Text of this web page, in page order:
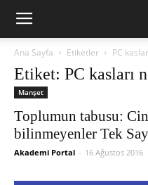
Ana Sayfa Etiketler PC
Etiket: PC kasları
Manşet
Toplumun tabusu:
bilinmeyenler Tek
Akademi Portal - 16 Ağustos 2016